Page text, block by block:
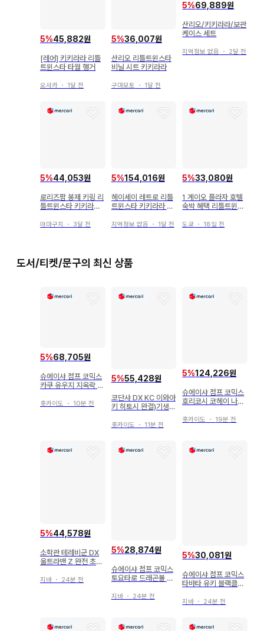
5%45,882원
[레어] 키키라라 리틀
트윈스타 타월 행거
오사카 ・ 1달 전
5%36,007원
산리오 리틀트윈스타
비닐 시트 키키라라
구마모토 ・ 1달 전
5%69,889원
산리오/키키라라/보관
케이스 세트
지역정보 없음 ・ 2달 전
5%44,053원
로리즈팜 봉제 키링 리
틀트윈스타 키키라라
야마구치 ・ 3달 전
5%154,016원
헤이세이 레트로 리틀
트윈스타 키키라라 케
년제
지역정보 없음 ・ 1달 전
5%33,080원
1 게이오 플라자 호텔
숙박 혜택 리틀트윈스
마스코트
도쿄 ・ 18일 전
도서/티켓/문구의 최신 상품
5%68,705원
슈에이샤 점프 코믹스
카쿠 유우지 지옥락 전
홋카이도 ・ 10분 전
5%55,428원
코단샤 DX KC 이와아
키 히토시 완결)기생수
홋카이도 ・ 11분 전
5%124,226원
슈에이샤 점프 코믹스
호리코시 코헤이 나의
42권 세트
홋카이도 ・ 19분 전
5%44,578원
소학관 테레비군 DX
울트라맨 Z 완전 초전
서만
지바 ・ 24분 전
5%28,874원
슈에이샤 점프 코믹스
토요타로 드래곤볼 초
지바・ 24분 전
5%30,081원
슈에이샤 점프 코믹스
타바타 유키 블랙클로
지바 ・ 24분 전